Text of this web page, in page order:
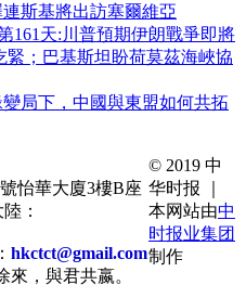
斯基將出訪塞爾維亞
161天:川普預期伊朗戰爭即將
；巴基斯坦盼荷莫茲海峽協
變局下，中國與東盟如何共拓
怡華大廈3樓B座
：
hkctct@gmail.com
，與君共嬴。
© 2019 中
华时报 ｜
本网站由中
时报业集团
制作